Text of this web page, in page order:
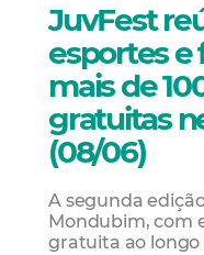
JuvFest
esportes e
mais de
gratuitas
(08/06)
A segunda
Mondubim, com
gratuita ao longo